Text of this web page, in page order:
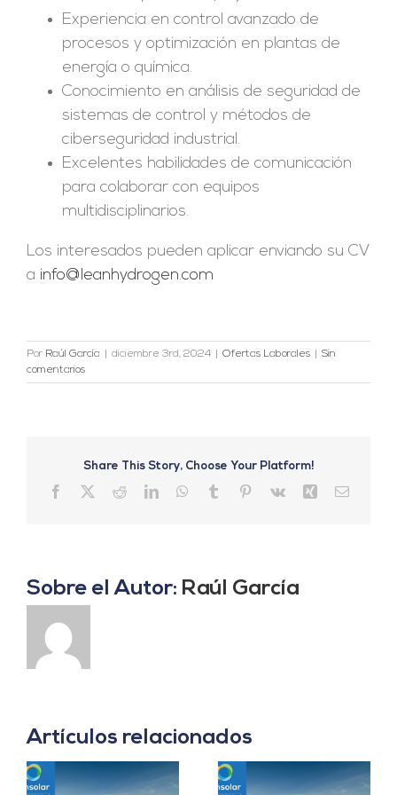
Experiencia en control avanzado de
procesos y optimización en plantas de
energía o química.
Conocimiento en análisis de seguridad de
sistemas de control y métodos de
ciberseguridad industrial.
Excelentes habilidades de comunicación
para colaborar con equipos
multidisciplinarios.
Los interesados pueden aplicar enviando su CV
a info@leanhydrogen.com
Por Raúl García diciembre 3rd, 2024 Ofertas Laborales
Sin
comentarios
Share This Story, Choose Your Platform!
Facebook RedditLinkedInWhatsApp
Tumblr Pinterest
Vk Xing Correo
Sobre el Autor: Raúl García
Artículos relacionados